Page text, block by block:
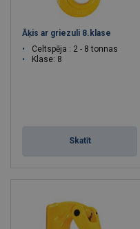
Āķis ar griezuli 8.klase
Celtspēja : 2 - 8 tonnas
Klase: 8
Skatīt